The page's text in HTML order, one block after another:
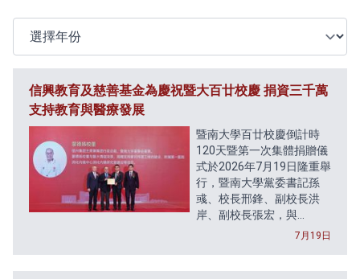
信興教育及慈善基金為慶祝暨大百廿校慶 捐資三千萬
支持教育與醫療發展
暨南大學百廿校慶倒計時
120天暨第一次集體捐贈儀
式於2026年7月19日隆重舉
行，暨南大學黨委書記孫
彧、校長邢鋒、副校長洪
岸、副校長張宏，與...
7月19日